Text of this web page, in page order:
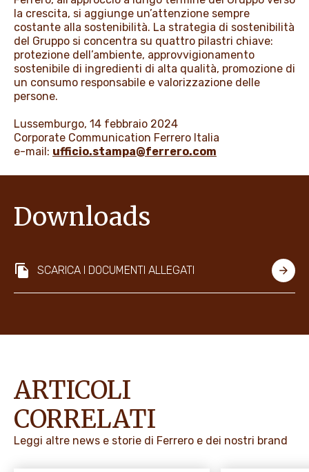
la crescita, si aggiunge un’attenzione sempre
costante alla sostenibilità. La strategia di sostenibilità
del Gruppo si concentra su quattro pilastri chiave:
protezione dell’ambiente, approvvigionamento
sostenibile di ingredienti di alta qualità, promozione di
un consumo responsabile e valorizzazione delle
persone.
Lussemburgo, 14 febbraio 2024
Corporate Communication Ferrero Italia
e-mail: ufficio.stampa@ferrero.com
Downloads
SCARICA I DOCUMENTI ALLEGATI
ARTICOLI
CORRELATI
Leggi altre news e storie di Ferrero e dei nostri brand